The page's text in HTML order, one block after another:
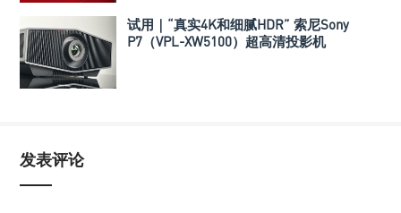
试用｜“真实4K和细腻HDR” 索尼Sony
P7（VPL-XW5100）超高清投影机
发表评论